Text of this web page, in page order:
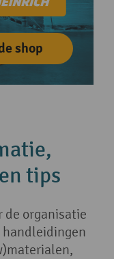
shop
tips
de organisatie